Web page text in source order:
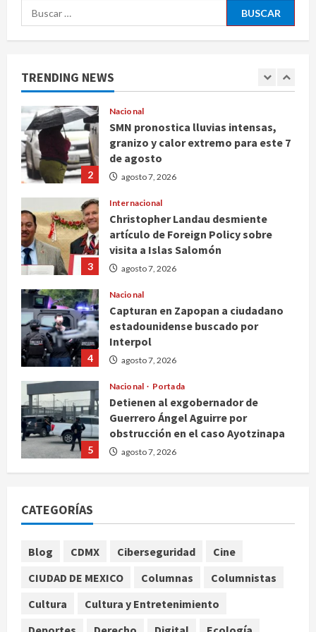
Buscar:
TRENDING NEWS
1
2
Nacional
SMN pronostica lluvias intensas,
granizo y calor extremo para este 7
de agosto
agosto 7, 2026
3
Internacional
Christopher Landau desmiente
artículo de Foreign Policy sobre
visita a Islas Salomón
agosto 7, 2026
4
Nacional
Capturan en Zapopan a ciudadano
estadounidense buscado por
Interpol
agosto 7, 2026
5
Nacional Portada
Detienen al exgobernador de
Guerrero Ángel Aguirre por
obstrucción en el caso Ayotzinapa
agosto 7, 2026
Tierra Caliente
SMN pronostica lluvias intensas,
granizo y calor extremo para este 7
CATEGORÍAS
Blog CDMX Ciberseguridad
Cine
CIUDAD DE MEXICO
Columnas
Columnistas
Cultura
Cultura y Entretenimiento